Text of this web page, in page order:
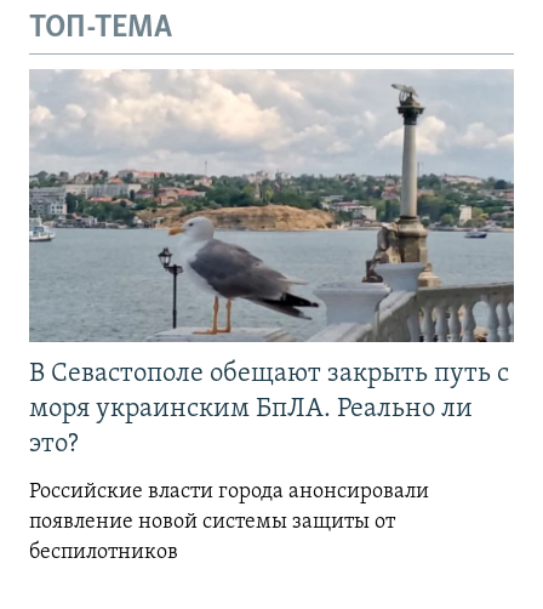
ТОП-ТЕМА
В Севастополе обещают закрыть путь с
моря украинским БпЛА. Реально ли
это?
Российские власти города анонсировали
появление новой системы защиты от
беспилотников